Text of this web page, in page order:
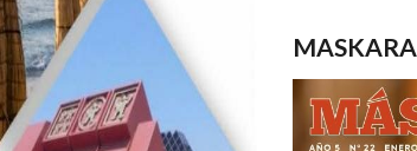
MASKARA